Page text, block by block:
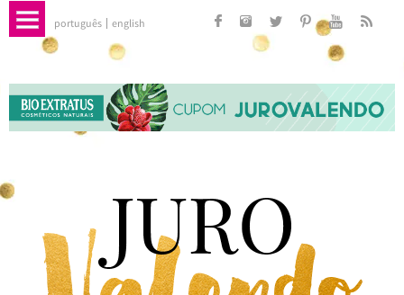
português english